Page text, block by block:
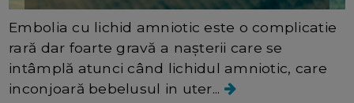
Embolia cu lichid amniotic este o complicatie
rară dar foarte gravă a nașterii care se
intâmplă atunci când lichidul amniotic, care
inconjoară bebelusul in uter...